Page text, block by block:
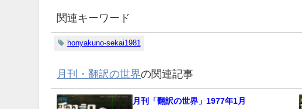
関連キーワード
honyakuno-sekai1981
月刊・翻訳の世界の関連記事
月刊「翻訳の世界」1977年1月